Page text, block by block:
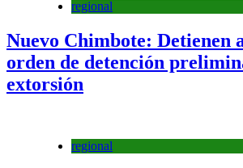
regional
Nuevo Chimbote: Detienen
orden de detención
extorsión
regional